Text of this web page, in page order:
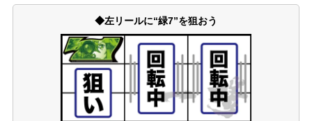
◆左リールに“緑7”を狙おう